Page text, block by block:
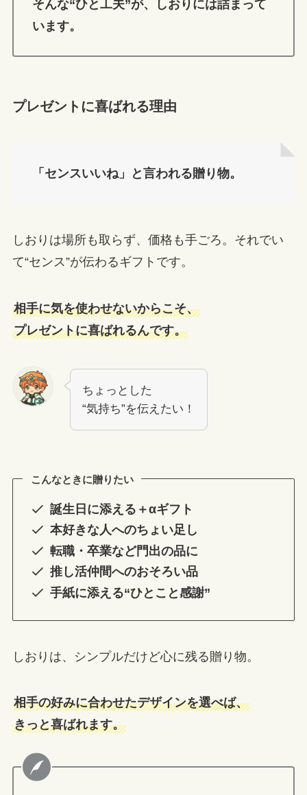
そんな“ひと工夫”が、しおりには詰まって
います。
プレゼントに喜ばれる理由
「センスいいね」と言われる贈り物。
しおりは場所も取らず、価格も手ごろ。それでい
て“センス”が伝わるギフトです。
相手に気を使わせないからこそ、
プレゼントに喜ばれるんです。
ちょっとした
“気持ち”を伝えたい！
こんなときに贈りたい
誕生日に添える＋αギフト
本好きな人へのちょい足し
転職・卒業など門出の品に
推し活仲間へのおそろい品
手紙に添える“ひとこと感謝”
しおりは、シンプルだけど心に残る贈り物。
相手の好みに合わせたデザインを選べば、
きっと喜ばれます。